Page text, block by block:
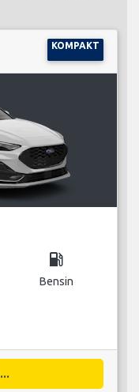
KOMPAKT
local_gas_station
Bensin